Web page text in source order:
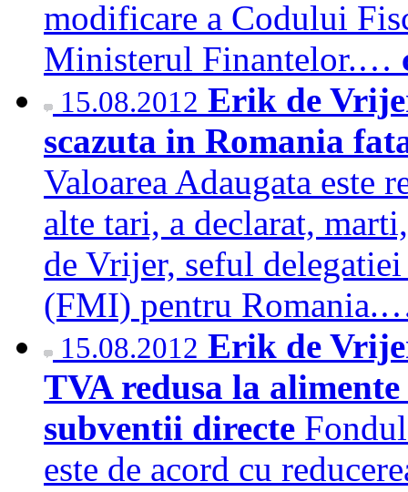
modificare a Codului
Ministerul Finantelor.…
15.08.2012 Erik de
scazuta in Romania
Valoarea Adaugata este
alte tari, a declarat,
de Vrijer, seful
(FMI) pentru
15.08.2012 Erik de
TVA redusa la
subventii directe
este de acord cu